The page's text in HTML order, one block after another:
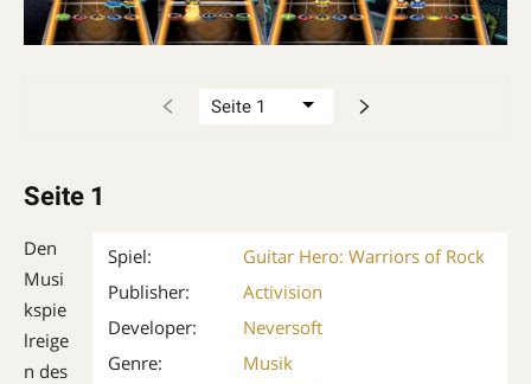
Seite 1
Spiel:
Guitar Hero: Warriors of Rock
Publisher:
Activision
Developer:
Neversoft
Genre:
Musik
Den
Musi
kspie
lreige
n des